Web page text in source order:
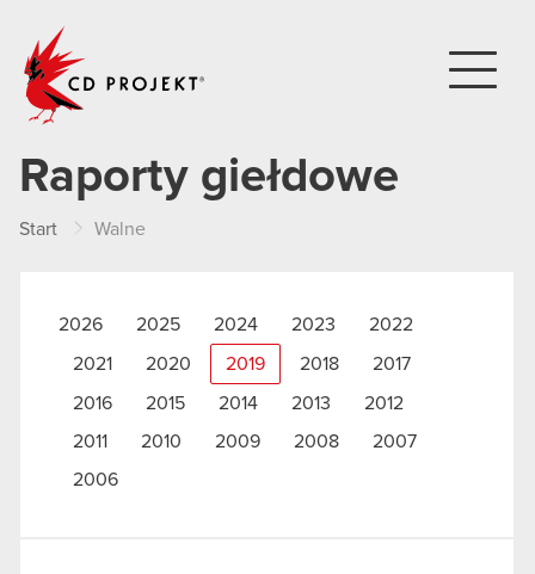
Raporty giełdowe
Start Walne
2026 2025 2024 2023 2022
2021 2020 2019 2018 2017
2016 2015 2014 2013
2012
2011
2010 2009 2008
2007
2006